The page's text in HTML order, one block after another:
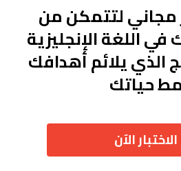
مجاني لتتمكن من
اللغة الإنجليزية
الذي يلائم أهدافك
حياتك
الآن